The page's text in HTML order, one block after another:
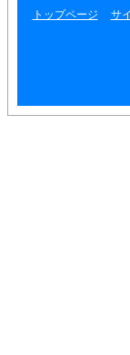
トップページ サ